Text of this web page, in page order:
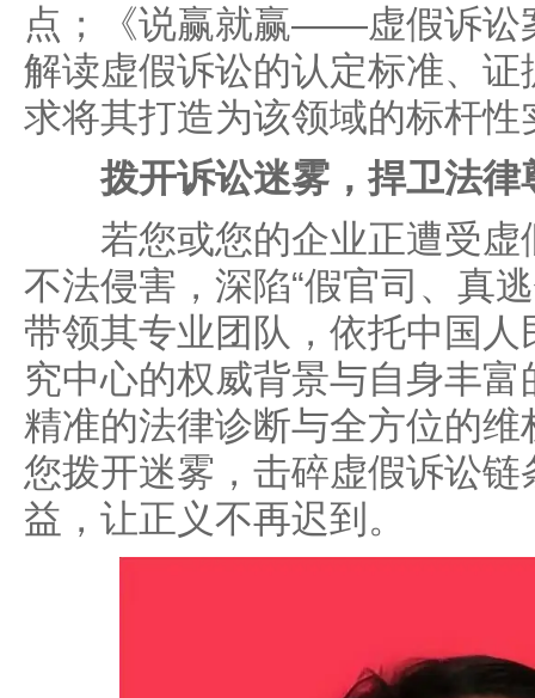
点；《说赢就赢——虚假诉讼
解读虚假诉讼的认定标准、
求将其打造为该领域的标杆性
拨开诉讼迷雾，捍卫法律
若您或您的企业正遭受虚
不法侵害，深陷“假官司、真
带领其专业团队，依托中国
究中心的权威背景与自身丰
精准的法律诊断与全方位的
您拨开迷雾，击碎虚假诉讼
益，让正义不再迟到。